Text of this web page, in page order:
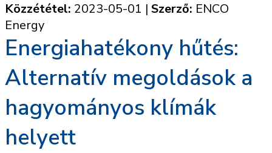
Közzététel: 2023-05-01 | Szerző: ENCO
Energy
Energiahatékony hűtés:
Alternatív megoldások a
hagyományos klímák
helyett